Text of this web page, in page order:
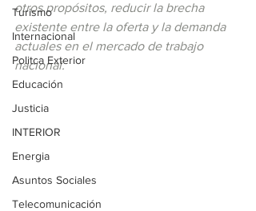
Turismo
Internacional
Politca Exterior
Educación
Justicia
INTERIOR
Energia
Asuntos Sociales
Telecomunicación
otros propósitos, reducir la brecha
existente entre la oferta y la demanda
actuales en el mercado de trabajo
nacional.